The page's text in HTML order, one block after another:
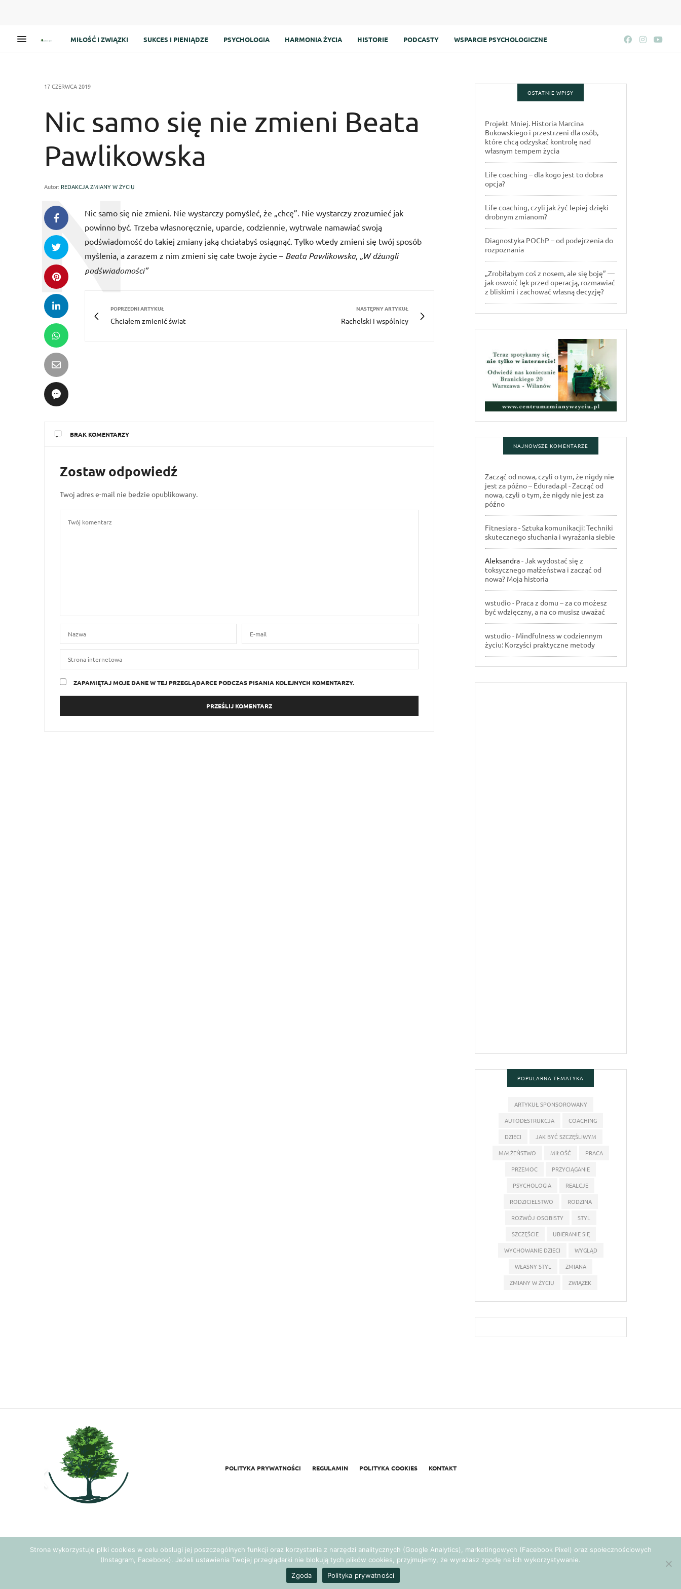
MIŁOŚĆ I ZWIĄZKI SUKCES I PIENIĄDZE PSYCHOLOGIA HARMONIA ŻYCIA HISTORIE PODCASTY WSPARCIE PSYCHOLOGICZNE
17 CZERWCA 2019
Nic samo się nie zmieni Beata
Pawlikowska
Autor: REDAKCJA ZMIANY W ŻYCIU
Nic samo się nie zmieni. Nie wystarczy pomyśleć, że „chcę”. Nie wystarczy zrozumieć jak
powinno być. Trzeba własnoręcznie, uparcie, codziennie, wytrwale namawiać swoją
podświadomość do takiej zmiany jaką chciałabyś osiągnąć. Tylko wtedy zmieni się twój sposób
myślenia, a zarazem z nim zmieni się całe twoje życie – Beata Pawlikowska, „W dżungli
podświadomości”
POPRZEDNI ARTYKUŁ
Chciałem zmienić świat
NASTĘPNY ARTYKUŁ
Rachelski i wspólnicy
BRAK KOMENTARZY
Zostaw odpowiedź
Twoj adres e-mail nie bedzie opublikowany.
ZAPAMIĘTAJ MOJE DANE W TEJ PRZEGLĄDARCE PODCZAS PISANIA KOLEJNYCH KOMENTARZY.
OSTATNIE WPISY
Projekt Mniej. Historia Marcina
Bukowskiego i przestrzeni dla osób,
które chcą odzyskać kontrolę nad
własnym tempem życia
Life coaching – dla kogo jest to dobra
opcja?
Life coaching, czyli jak żyć lepiej dzięki
drobnym zmianom?
Diagnostyka POChP – od podejrzenia do
rozpoznania
„Zrobiłabym coś z nosem, ale się boję” —
jak oswoić lęk przed operacją, rozmawiać
z bliskimi i zachować własną decyzję?
NAJNOWSZE KOMENTARZE
Zacząć od nowa, czyli o tym, że nigdy nie
jest za późno – Edurada.pl -Zacząć od
nowa, czyli o tym, że nigdy nie jest za
późno
Fitnesiara-Sztuka komunikacji: Techniki
skutecznego słuchania i wyrażania siebie
Aleksandra-Jak wydostać się z
toksycznego małżeństwa i zacząć od
nowa? Moja historia
wstudio- Praca z domu – za co możesz
być wdzięczny, a na co musisz uważać
wstudio- Mindfulness w codziennym
życiu: Korzyści praktyczne metody
POPULARNA TEMATYKA
ARTYKUŁ SPONSOROWANY
AUTODESTRUKCJA
COACHING
DZIECI
JAK BYĆ SZCZĘŚLIWYM
MAŁŻEŃSTWO
MIŁOŚĆ
PRACA
PRZEMOC
PRZYCIĄGANIE
PSYCHOLOGIA
REALCJE
RODZICIELSTWO
RODZINA
ROZWÓJ OSOBISTY
STYL
SZCZĘŚCIE
UBIERANIE SIĘ
WYCHOWANIE DZIECI
WYGLĄD
WŁASNY STYL
ZMIANA
ZMIANY W ŻYCIU
ZWIĄZEK
POLITYKA PRYWATNOŚCI REGULAMIN POLITYKA COOKIES KONTAKT
Realizacja: Agencja Marketingowa Ambitnamarka.pl
Strona wykorzystuje pliki cookies w celu obsługi jej poszczególnych funkcji oraz korzystania z narzędzi analitycznych (Google Analytics), marketingowych (Facebook Pixel) oraz społecznościowych
(Instagram, Facebook). Jeżeli ustawienia Twojej przeglądarki nie blokują tych plików cookies, przyjmujemy, że wyrażasz zgodę na ich wykorzystywanie.
Zgoda
Polityka prywatności